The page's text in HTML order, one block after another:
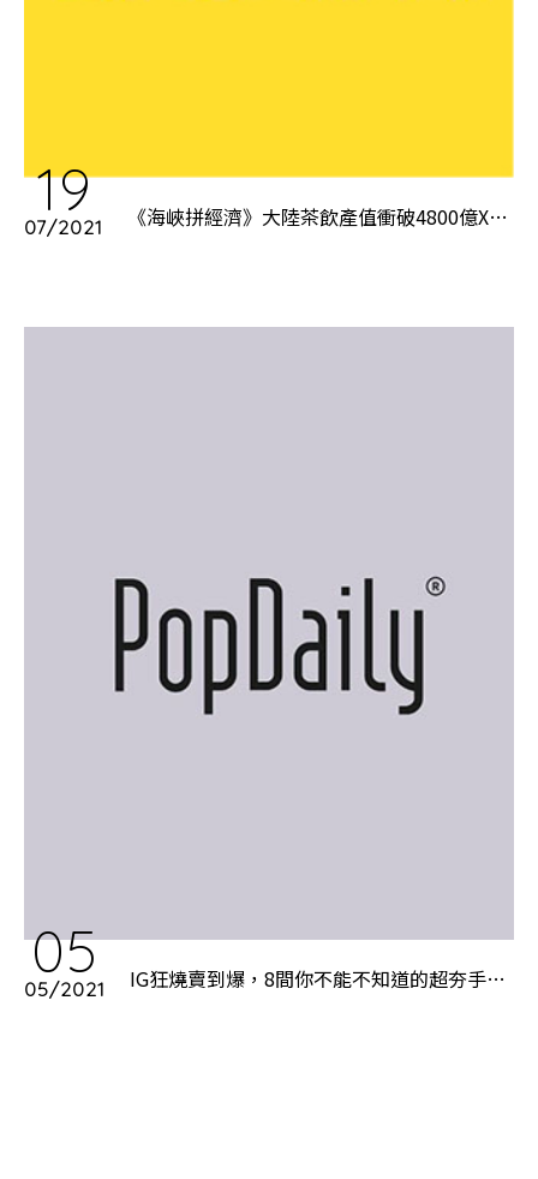
19
07/2021
《海峽拼經濟》大陸茶飲產值衝破4800億X茶
05
05/2021
IG狂燒賣到爆，8間你不能不知道的超夯手搖